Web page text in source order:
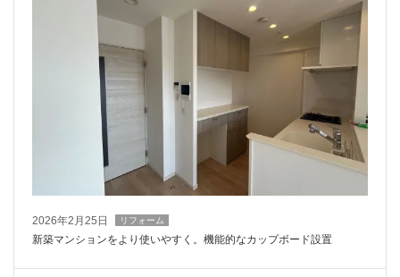
2026年2月25日 リフォーム
新築マンションをより使いやすく。機能的なカップボード設置